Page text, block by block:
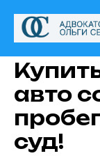
авто
суд!